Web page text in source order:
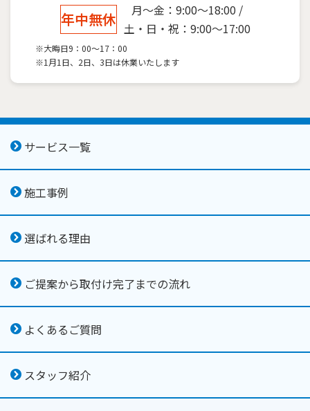
年中無休
月～金：9:00～18:00 /
土・日・祝：9:00～17:00
※大晦日9：00～17：00
※1月1日、2日、3日は休業いたします
サービス一覧
施工事例
選ばれる理由
ご提案から取付け完了までの流れ
よくあるご質問
スタッフ紹介